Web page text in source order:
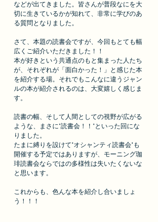
などが出てきました。皆さんが普段なにを大
切に生きているかが知れて、非常に学びのあ
る質問となりました。
さて、本題の読書会ですが、今回もとても幅
広くご紹介いただきました！！
本が好きという共通点のもと集まった人たち
が、それぞれが「面白かった！」と感じた本
を紹介する場。それでもこんなに違うジャン
ルの本が紹介されるのは、大変嬉しく感じま
す。
読書の幅、そして人間としての視野が広がる
ような、まさに"読書会！！"といった回にな
りました。
たまに縛りを設けて"オシャンティ読書会"も
開催する予定ではありますが、モーニング珈
琲読書会ならではの多様性は失いたくないな
と思います。
これからも、色んな本を紹介し合いましょ
う！！！